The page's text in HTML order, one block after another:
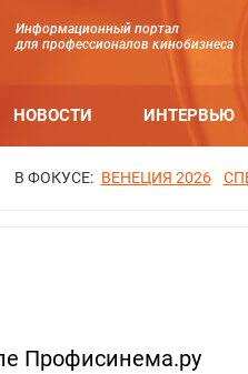
Информационный портал
для профессионалов кинобизнеса
НОВОСТИ ИНТЕРВЬЮ
В ФОКУСЕ: ВЕНЕЦИЯ 2026
Профисинема.ру